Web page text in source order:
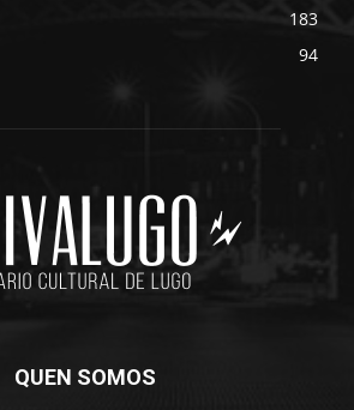
183
94
QUEN SOMOS